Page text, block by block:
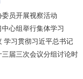
员开展视察活动
心组举行集体学习
学习贯彻习近平总书记
届三次会议分组讨论时